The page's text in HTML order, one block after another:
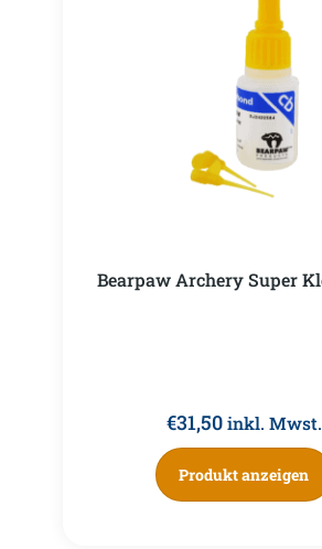
Bearpaw Archery Super
€31,50 inkl. Mwst.
Produkt anzeigen